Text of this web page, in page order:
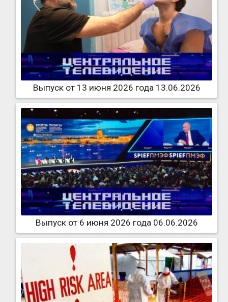
Выпуск от 13 июня 2026 года 13.06.2026
Выпуск от 6 июня 2026 года 06.06.2026